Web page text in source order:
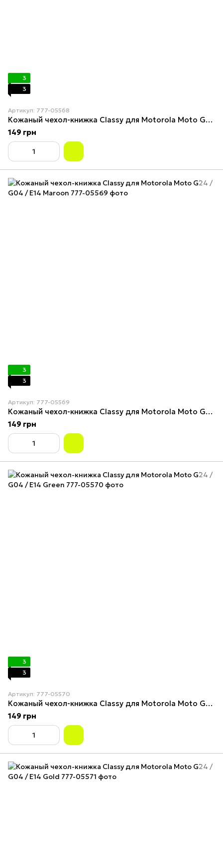
3
3
Артикул: 777-05568
Кожаный чехол-книжка Classy для Motorola Moto G24 / G04 / E14 Rose Gold
149 грн
3
3
Артикул: 777-05569
Кожаный чехол-книжка Classy для Motorola Moto G24 / G04 / E14 Maroon
149 грн
3
3
Артикул: 777-05570
Кожаный чехол-книжка Classy для Motorola Moto G24 / G04 / E14 Green
149 грн